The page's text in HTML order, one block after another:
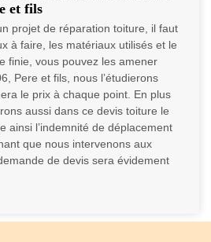
et fils
projet de réparation toiture, il faut
à faire, les matériaux utilisés et le
finie, vous pouvez les amener
Pere et fils, nous l’étudierons
le prix à chaque point. En plus
aussi dans ce devis toiture le
ainsi l’indemnité de déplacement
que nous intervenons aux
de devis sera évidement